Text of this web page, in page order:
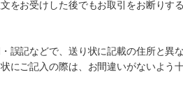
お受けした後でもお取引をお断りす
誤記などで、送り状に記載の住所と異
ご記入の際は、お間違いがないよう